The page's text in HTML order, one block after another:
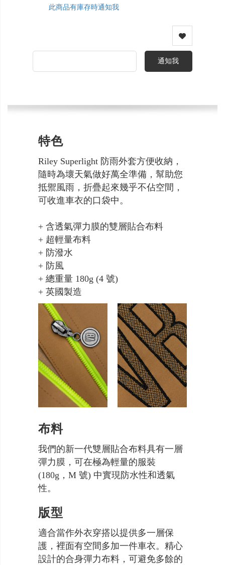
此商品有庫存時通知我
通知我
特色
Riley Superlight 防雨外套方便收納，
隨時為壞天氣做好萬全準備，幫助您
抵禦風雨，折疊起來幾乎不佔空間，
可收進車衣的口袋中。
+ 含透氣彈力膜的雙層貼合布料
+ 超輕量布料
+ 防潑水
+ 防風
+ 總重量 180g (4 號)
+ 英國製造
布料
我們的新一代雙層貼合布料具有一層
彈力膜，可在極為輕量的服裝
(180g，M 號) 中實現防水性和透氣
性。
版型
適合當作外衣穿搭以提供多一層保
護，裡面有空間多加一件車衣。精心
設計的合身彈力布料，可避免多餘的